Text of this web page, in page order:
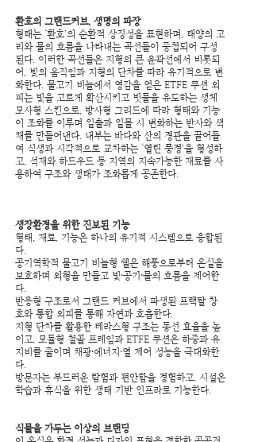
환호의 그랜드커브, 생명의 파장
형태는 ‘환호’의 순환적 상징성을 표현하며, 태양의 고
리와 물의 흐름을 나타내는 곡선들이 중첩되어 구성
된다. 이러한 곡선들은 지형의 큰 윤곽선에서 비롯되
어, 빛의 움직임과 지형의 단차를 따라 유기적으로 변
화한다. 물고기 비늘에서 영감을 얻은 ETFE 쿠션 외
피는 빛을 고르게 확산시키고 빗물을 유도하는 생체
모사형 스킨으로, 방사형 그리드에 따라 형태와 기능
이 조화를 이루며 일출과 일몰 시 변화하는 반사와 색
채를 만들어낸다. 내부는 바다와 산의 경관을 끌어들
여 식생과 시각적으로 교차하는 ‘열린 풍경’을 형성하
고, 석재와 하드우드 등 지역의 지속가능한 재료를 사
용하여 구조와 생태가 조화롭게 공존한다.
생장환경을 위한 진보된 기능​
형태, 재료, 기능은 하나의 유기적 시스템으로 융합된
다.
공기역학적 물고기 비늘형 쉘은 해풍으로부터 온실을
보호하며 외형을 만들고 빛·공기·물의 흐름을 제어한
다.
반응형 구조로서 그랜드 커브에서 파생된 프랙탈 창
호와 통합 외피를 통해 자연과 호흡한다.
지형 단차를 활용한 테라스형 구조는 동선 효율을 높
이고, 모듈형 철골 프레임과 ETFE 쿠션은 하중과 유
지비를 줄이며 채광·에너지·열 제어 성능을 극대화한
다.
방문자는 부드러운 탐험과 편안함을 경험하고, 시설은
학습과 휴식을 위한 생태 기반 인프라로 기능한다.
식물을 가두는 이상의 브랜딩​